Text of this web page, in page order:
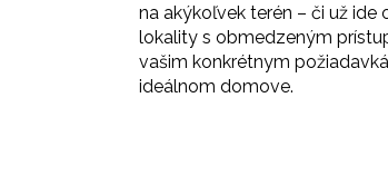
na akýkoľvek terén – či už
lokality s obmedzeným
vašim konkrétnym
ideálnom domove.